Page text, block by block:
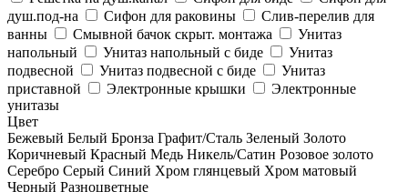
душ.под-на
Сифон для раковины
Слив-перелив для
ванны
Смывной бачок скрыт. монтажа
Унитаз
напольный
Унитаз напольный с биде
Унитаз
подвесной
Унитаз подвесной с биде
Унитаз
приставной
Электронные крышки
Электронные
унитазы
Цвет
Бежевый Белый Бронза Графит/Сталь Зеленый Золото
Коричневый Красный Медь Никель/Сатин Розовое золото
Серебро Серый Синий Хром глянцевый Хром матовый
Черный Разноцветные